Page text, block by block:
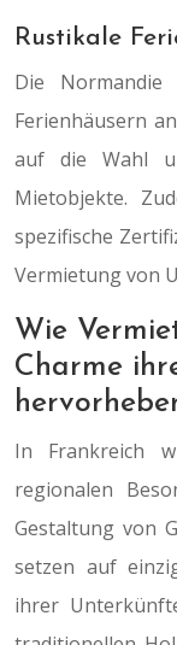
Rustikale
Die
Ferienhäusern
auf die Wahl
Mietobjekte.
spezifische
Vermietung von
Wie
Charme
In Frankreich
regionalen
Gestaltung von
setzen auf
ihrer